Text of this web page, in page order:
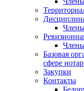
Базовая
сфере
Закупки
Контакты